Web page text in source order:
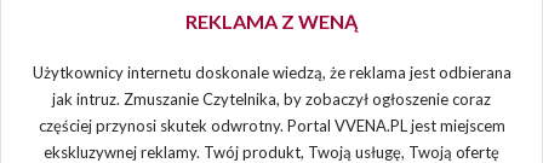
REKLAMA Z WENĄ
Użytkownicy internetu doskonale wiedzą, że reklama jest odbierana
jak intruz. Zmuszanie Czytelnika, by zobaczył ogłoszenie coraz
częściej przynosi skutek odwrotny. Portal VVENA.PL jest miejscem
ekskluzywnej reklamy. Twój produkt, Twoją usługę, Twoją ofertę